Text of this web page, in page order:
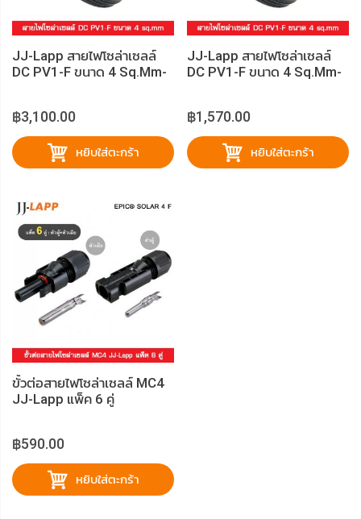
JJ-Lapp สายไฟโซล่าเซลล์
DC PV1-F ขนาด 4 Sq.mm-
฿3,100.00
หยิบใส่ตะกร้า
JJ-Lapp สายไฟโซล่าเซลล์
DC PV1-F ขนาด 4 Sq.mm-
฿1,570.00
หยิบใส่ตะกร้า
ขั้วต่อสายไฟโซล่าเซลล์ MC4
JJ-Lapp แพ็ค 6 คู่
฿590.00
หยิบใส่ตะกร้า